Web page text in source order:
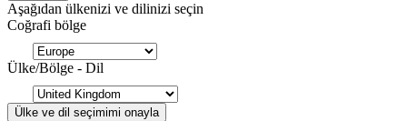
Aşağıdan ülkenizi ve dilinizi seçin
Coğrafi bölge
Ülke/Bölge - Dil
Ülke ve dil seçimimi onayla